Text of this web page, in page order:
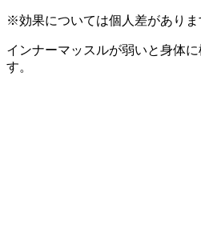
※効果については個人差がありま
インナーマッスルが弱いと身体
す。